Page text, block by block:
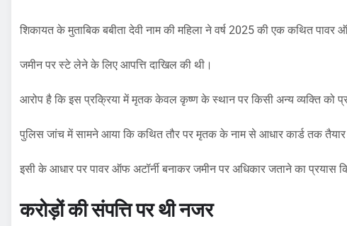
शिकायत के मुताबिक बबीता देवी नाम की महिला ने वर्ष 2025 की एक कथित पावर
जमीन पर स्टे लेने के लिए आपत्ति दाखिल की थी।
आरोप है कि इस प्रक्रिया में मृतक केवल कृष्ण के स्थान पर किसी अन्य व्यक्ति को
पुलिस जांच में सामने आया कि कथित तौर पर मृतक के नाम से आधार कार्ड तक तैयार
इसी के आधार पर पावर ऑफ अटॉर्नी बनाकर जमीन पर अधिकार जताने का प्रयास
करोड़ों की संपत्ति पर थी नजर